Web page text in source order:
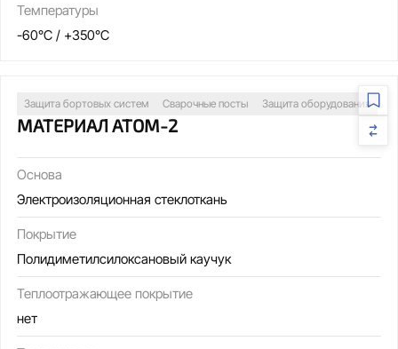
Температуры
-60°C / +350°C
Защита бортовых систем Сварочные посты Защита оборудования
МАТЕРИАЛ АТОМ-2
Основа
Электроизоляционная стеклоткань
Покрытие
Полидиметилсилоксановый каучук
Теплоотражающее покрытие
нет